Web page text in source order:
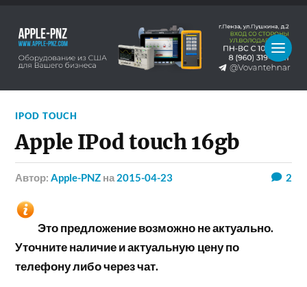
IPOD TOUCH
Apple IPod touch 16gb
Автор:Apple-PNZ на 2015-04-23 2
Это предложение возможно не актуально.
Уточните наличие и актуальную цену по
телефону либо через чат.